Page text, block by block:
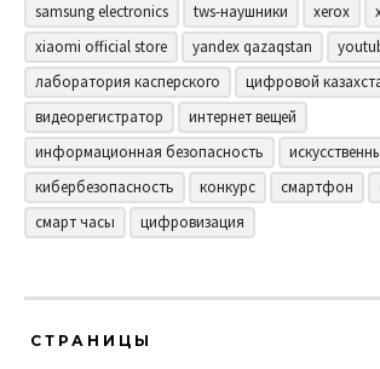
samsung electronics tws-наушники xerox
xiaomi official store
yandex qazaqstan
лаборатория касперского
цифровой
видеорегистратор
интернет вещей
информационная безопасность
кибербезопасность
конкурс смартфон
смарт часы
цифровизация
СТРАНИЦЫ